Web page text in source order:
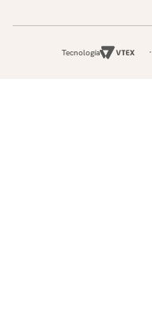
Tecnología